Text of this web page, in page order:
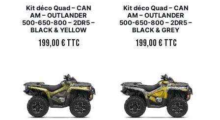
Kit déco Quad – CAN
AM – OUTLANDER
500-650-800 – 2DR5 –
BLACK & YELLOW
199,00€ TTC
Kit déco Quad – CAN
AM – OUTLANDER
500-650-800 – 2DR5 –
BLACK & GREY
199,00€ TTC